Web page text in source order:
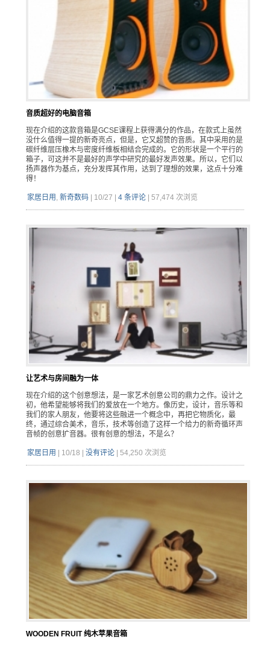
音质超好的电脑音箱
现在介绍的这款音箱是GCSE课程上获得满分的作品，在款式上虽然
没什么值得一提的新奇亮点，但是，它又超赞的音质。其中采用的是
碳纤维层压橡木与密度纤维板相结合完成的。它的形状是一个平行的
箱子，可这并不是最好的声学中研究的最好发声效果。所以，它们以
扬声器作为基点，充分发挥其作用，达到了理想的效果，这点十分难
得！
家居日用 新奇数码| 10/27 | 4 条评论| 57,474 次浏览
让艺术与房间融为一体
现在介绍的这个创意想法，是一家艺术创意公司的鼎力之作。设计之
初，他希望能够将我们的爱放在一个地方。像历史，设计，音乐等和
我们的家人朋友，他要将这些融进一个概念中，再把它物质化，最
终，通过综合美术，音乐，技术等创造了这样一个给力的新奇循环声
音帧的创意扩音器。很有创意的想法，不是么？
家居日用 | 10/18 | 没有评论| 54,250 次浏览
WOODEN FRUIT 纯木苹果音箱